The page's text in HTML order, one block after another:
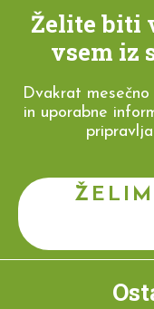
Želite biti
vsem iz
Dvakrat
in uporabne